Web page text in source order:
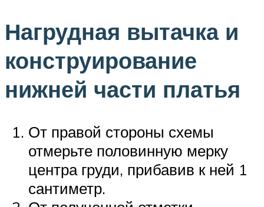
Нагрудная вытачка и
конструирование
нижней части платья
От правой стороны схемы
отмерьте половинную мерку
центра груди, прибавив к ней 1
сантиметр.